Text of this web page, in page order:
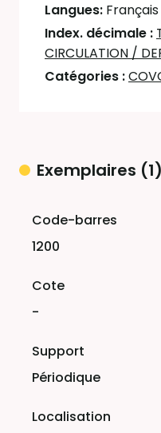
Langues: Français
Index. décimale :
CIRCULATION /
Catégories :
Exemplaires (1)
1200
-
Périodique